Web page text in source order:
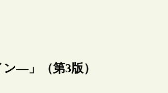
―」（第3版）